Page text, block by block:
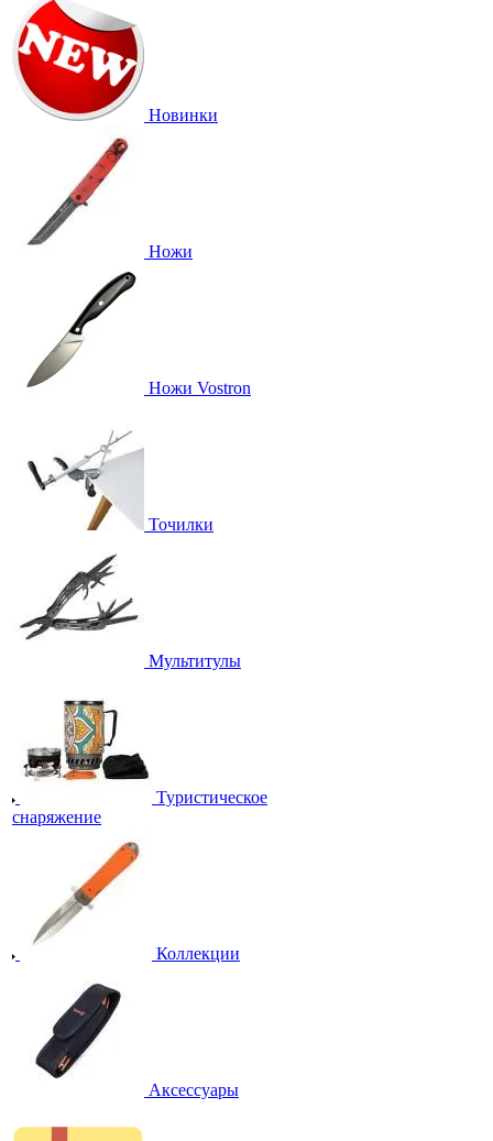
Новинки
Ножи
Ножи Vostron
Точилки
Мультитулы
Туристическое
снаряжение
Коллекции
Аксессуары